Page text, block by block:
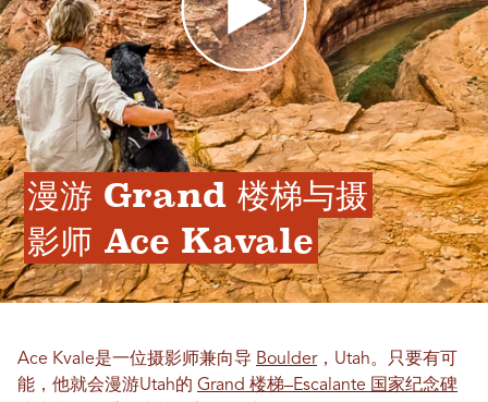
漫游 Grand 楼梯与摄
影师 Ace Kavale
Ace Kvale是一位摄影师兼向导 Boulder，Utah。只要有可
能，他就会漫游Utah的 Grand 楼梯–Escalante 国家纪念碑